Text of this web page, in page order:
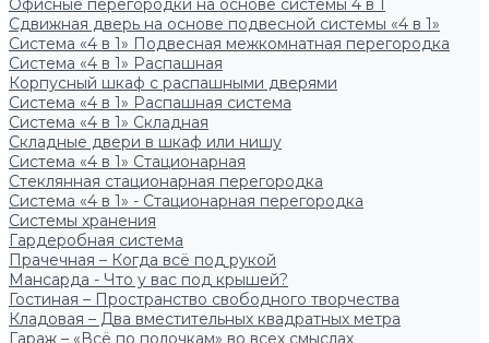
Офисные перегородки на основе системы 4 в 1
Сдвижная дверь на основе подвесной системы «4 в 1»
Система «4 в 1» Подвесная межкомнатная перегородка
Система «4 в 1» Распашная
Корпусный шкаф с распашными дверями
Система «4 в 1» Распашная система
Система «4 в 1» Складная
Складные двери в шкаф или нишу
Система «4 в 1» Стационарная
Стеклянная стационарная перегородка
Система «4 в 1» - Стационарная перегородка
Системы хранения
Гардеробная система
Прачечная – Когда всё под рукой
Мансарда - Что у вас под крышей?
Гостиная – Пространство свободного творчества
Кладовая – Два вместительных квадратных метра
Гараж – «Всё по полочкам» во всех смыслах